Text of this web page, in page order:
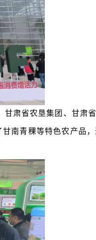
肃省农垦集团、甘肃
甘南青稞等特色农产品 ，